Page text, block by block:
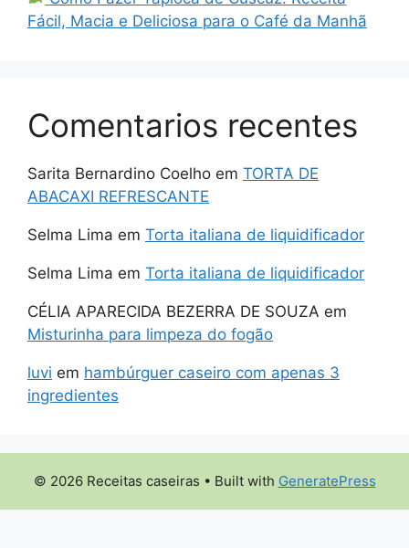
Fácil, Macia e Deliciosa para o Café da Manhã
Comentarios recentes
Sarita Bernardino Coelho em TORTA DE
ABACAXI REFRESCANTE
Selma Lima em Torta italiana de liquidificador
Selma Lima em Torta italiana de liquidificador
CÉLIA APARECIDA BEZERRA DE SOUZA em
Misturinha para limpeza do fogão
luvi em hambúrguer caseiro com apenas 3
ingredientes
© 2026 Receitas caseiras • Built with GeneratePress